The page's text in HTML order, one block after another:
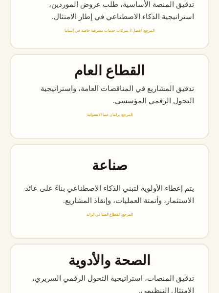
تدقيق المنصة الأساسية، طلب عروض الموردين،
استراتيجية الذكاء الاصطناعي في إطار الامتثال.
المرجع: أفضل 3 شركات خدمات مصرفية خاصة في إسبانيا
القطاع العام
تدقيق المشاريع في المناقصات العامة، واستراتيجية
التحول الرقمي المؤسسي.
المرجع: برلمان غينيا الاستوائية
صناعة
يتم إعطاء الأولوية لتبني الذكاء الاصطناعي بناءً على عائد
الاستثمار، وأتمتة العمليات، وإنقاذ المشاريع.
المرجع: القطاع الصناعي الرائد
الصحة والأدوية
تدقيق المنصات، استراتيجية التحول الرقمي السريري،
الامتثال التنظيمي.